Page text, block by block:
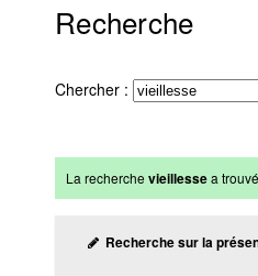
Recherche
Chercher :
La recherchevieillessea trouvé
Recherche sur la